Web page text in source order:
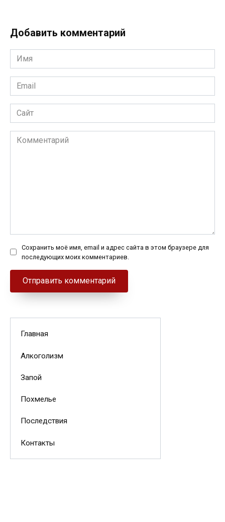
Добавить комментарий
Имя
*
Email
*
Сайт
Комментарий
Сохранить моё имя, email и адрес сайта в этом браузере для
последующих моих комментариев.
Главная
Алкоголизм
Запой
Похмелье
Последствия
Контакты